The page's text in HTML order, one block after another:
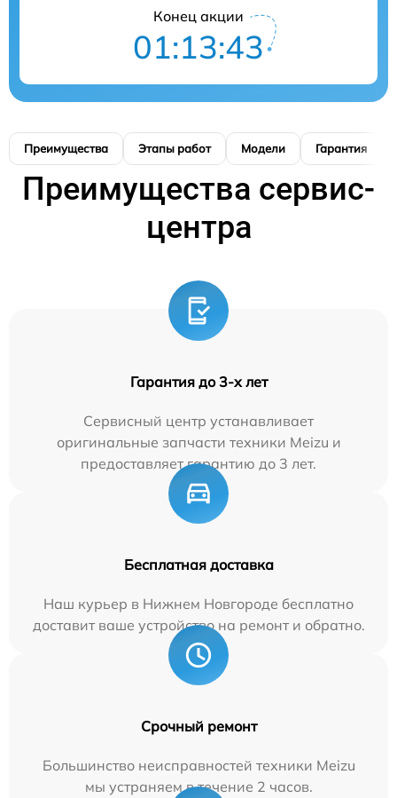
Конец акции
01:13:42
Преимущества Этапы работ Модели Гарантия
Преимущества сервис-
центра
Гарантия до 3-х лет
Сервисный центр устанавливает
оригинальные запчасти техники Meizu и
предоставляет гарантию до 3 лет.
Бесплатная доставка
Наш курьер в Нижнем Новгороде бесплатно
доставит ваше устройство на ремонт и обратно.
Срочный ремонт
Большинство неисправностей техники Meizu
мы устраняем в течение 2 часов.